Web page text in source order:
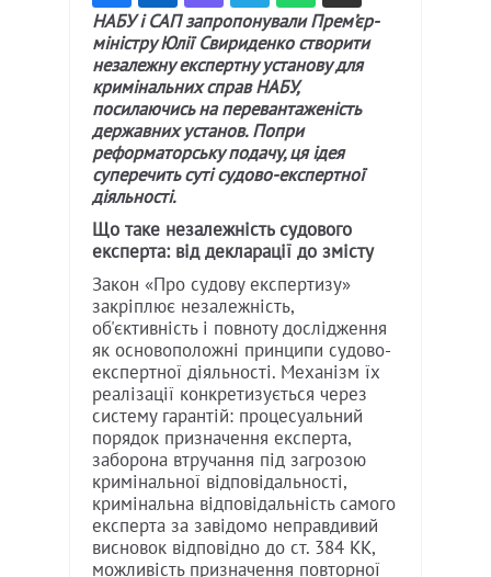
НАБУ і САП запропонували Прем’єр-
міністру Юлії Свириденко створити
незалежну експертну установу для
кримінальних справ НАБУ,
посилаючись на перевантаженість
державних установ. Попри
реформаторську подачу, ця ідея
суперечить суті судово-експертної
діяльності.
Що таке незалежність судового
експерта: від декларації до змісту
Закон «Про судову експертизу»
закріплює незалежність,
об'єктивність і повноту дослідження
як основоположні принципи судово-
експертної діяльності. Механізм їх
реалізації конкретизується через
систему гарантій: процесуальний
порядок призначення експерта,
заборона втручання під загрозою
кримінальної відповідальності,
кримінальна відповідальність самого
експерта за завідомо неправдивий
висновок відповідно до ст. 384 КК,
можливість призначення повторної